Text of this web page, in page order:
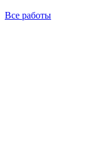
Все работы